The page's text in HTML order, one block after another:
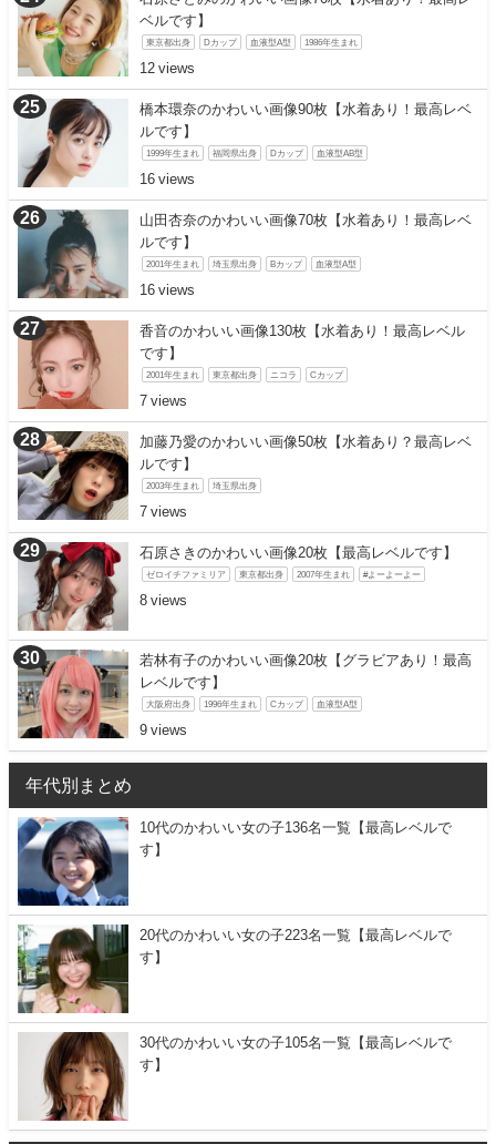
ベルです】
東京都出身 Dカップ 血液型A型 1986年生まれ
12
橋本環奈のかわいい画像90枚【水着あり！最高レベ
ルです】
1999年生まれ 福岡県出身 Dカップ 血液型AB型
16
山田杏奈のかわいい画像70枚【水着あり！最高レベ
ルです】
2001年生まれ 埼玉県出身 Bカップ 血液型A型
16
香音のかわいい画像130枚【水着あり！最高レベル
です】
2001年生まれ 東京都出身 ニコラ Cカップ
7
加藤乃愛のかわいい画像50枚【水着あり？最高レベ
ルです】
2003年生まれ 埼玉県出身
7
石原さきのかわいい画像20枚【最高レベルです】
ゼロイチファミリア 東京都出身 2007年生まれ #よーよーよー
8
若林有子のかわいい画像20枚【グラビアあり！最高
レベルです】
大阪府出身 1996年生まれ Cカップ 血液型A型
9
年代別まとめ
10代のかわいい女の子136名一覧【最高レベルで
す】
20代のかわいい女の子223名一覧【最高レベルで
す】
30代のかわいい女の子105名一覧【最高レベルで
す】